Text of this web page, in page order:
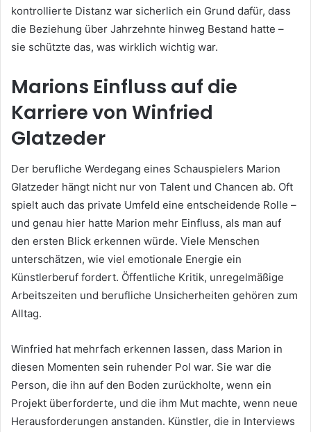
kontrollierte Distanz war sicherlich ein Grund dafür, dass
die Beziehung über Jahrzehnte hinweg Bestand hatte –
sie schützte das, was wirklich wichtig war.
Marions Einfluss auf die
Karriere von Winfried
Glatzeder
Der berufliche Werdegang eines Schauspielers Marion
Glatzeder hängt nicht nur von Talent und Chancen ab. Oft
spielt auch das private Umfeld eine entscheidende Rolle –
und genau hier hatte Marion mehr Einfluss, als man auf
den ersten Blick erkennen würde. Viele Menschen
unterschätzen, wie viel emotionale Energie ein
Künstlerberuf fordert. Öffentliche Kritik, unregelmäßige
Arbeitszeiten und berufliche Unsicherheiten gehören zum
Alltag.
Winfried hat mehrfach erkennen lassen, dass Marion in
diesen Momenten sein ruhender Pol war. Sie war die
Person, die ihn auf den Boden zurückholte, wenn ein
Projekt überforderte, und die ihm Mut machte, wenn neue
Herausforderungen anstanden. Künstler, die in Interviews